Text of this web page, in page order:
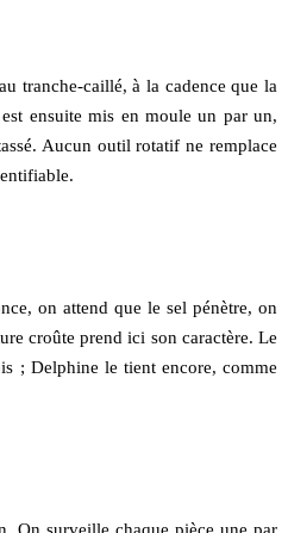
tranche-caillé, à la cadence que la
ensuite mis en moule un par un,
Aucun outil rotatif ne remplace
on attend que le sel pénètre, on
croûte prend ici son caractère. Le
; Delphine le tient encore, comme